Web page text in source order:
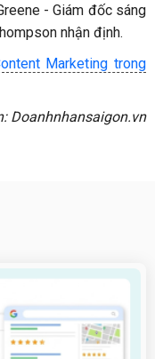
- Giám đốc sáng
nhận định.
Marketing trong
Doanhnhansaigon.vn